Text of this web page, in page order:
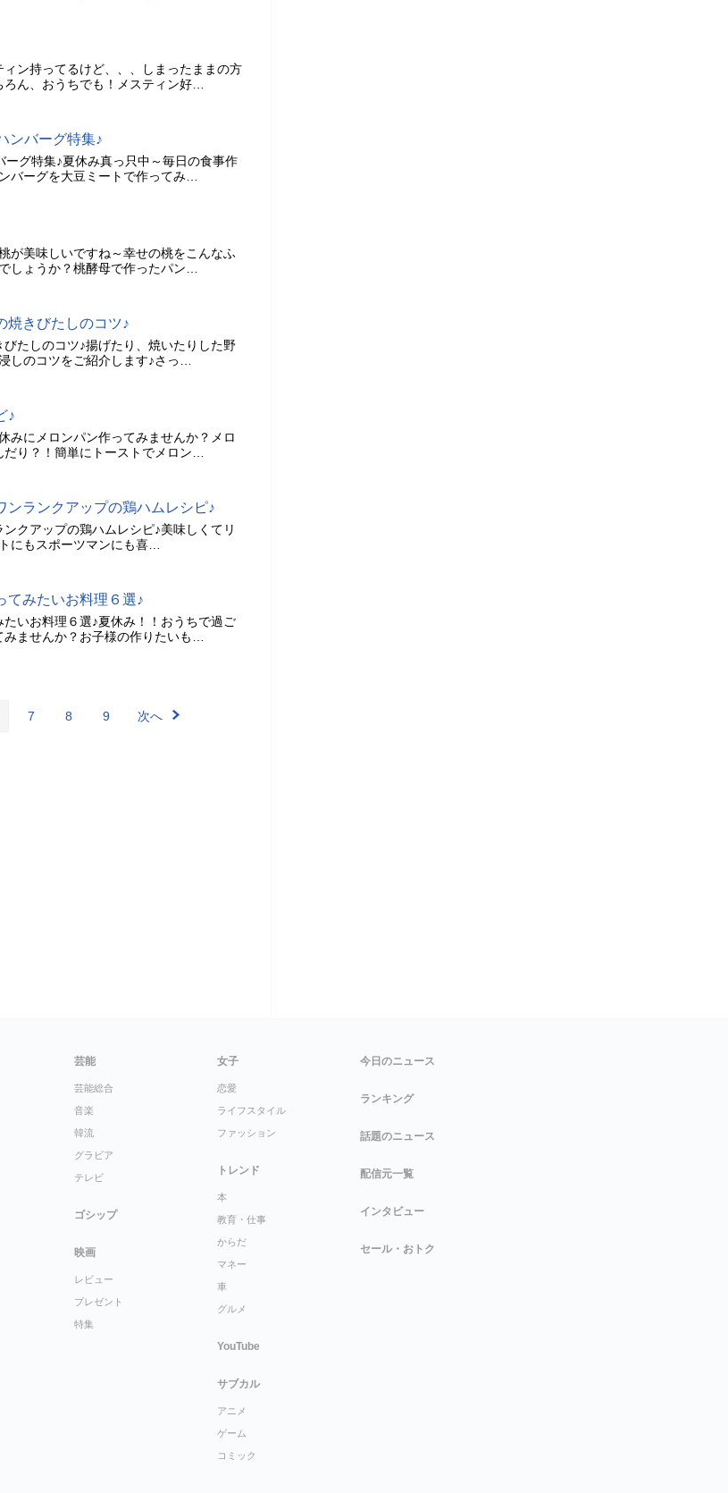
ン持ってるけど、、、しまったままの方
ん、おうちでも！メスティン好…
ンバーグ特集♪
グ特集♪夏休み真っ只中～毎日の食事作
バーグを大豆ミートで作ってみ…
が美味しいですね～幸せの桃をこんなふ
しょうか？桃酵母で作ったパン…
焼きびたしのコツ♪
たしのコツ♪揚げたり、焼いたりした野
しのコツをご紹介します♪さっ…
♪
みにメロンパン作ってみませんか？メロ
り？！簡単にトーストでメロン…
ランクアップの鶏ハムレシピ♪
クアップの鶏ハムレシピ♪美味しくてリ
にもスポーツマンにも喜…
てみたいお料理６選♪
いお料理６選♪夏休み！！おうちで過ご
ませんか？お子様の作りたいも…
7 8 9 次へ
芸能
芸能総合
音楽
韓流
グラビア
テレビ
ゴシップ
映画
レビュー
プレゼント
特集
女子
恋愛
ライフスタイル
ファッション
トレンド
本
教育・仕事
からだ
マネー
車
グルメ
YouTube
サブカル
アニメ
ゲーム
コミック
今日のニュース
ランキング
話題のニュース
配信元一覧
インタビュー
セール・おトク